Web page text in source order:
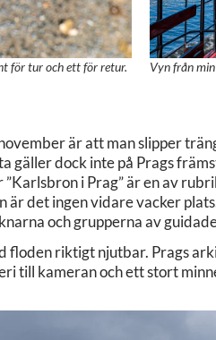
för tur och ett för retur. Vyn från
är att man slipper
gäller dock inte på Prags
i Prag” är en av
är det ingen vidare vacker
och grupperna av
floden riktigt njutbar. Prags
till kameran och ett stort